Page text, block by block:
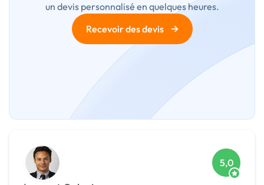
un devis personnalisé en quelques heures.
Recevoir des devis
→
5,0